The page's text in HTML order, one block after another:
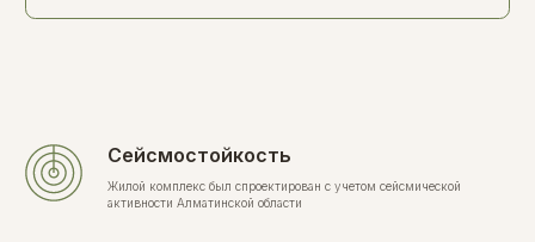
Сейсмостойкость
Жилой комплекс был спроектирован с учетом сейсмической
активности Алматинской области